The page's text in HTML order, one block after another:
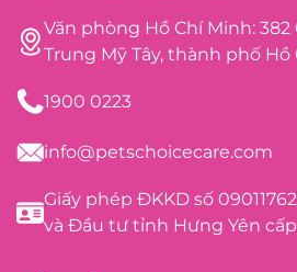
Văn phòng Hồ Chí Minh:
Trung Mỹ Tây, thành phố Hồ
1900 0223
info@petschoicecare.com
Giấy phép ĐKKD số
và Đầu tư tỉnh Hưng Yên cấp